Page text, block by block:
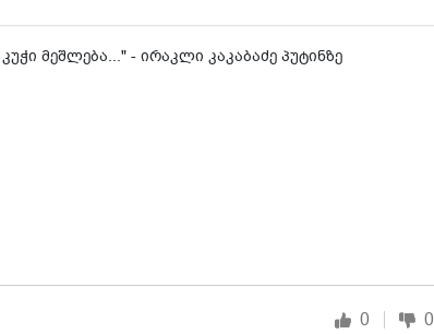
მეშლება..." - ირაკლი კაკაბაძე პუტინზე
0 0